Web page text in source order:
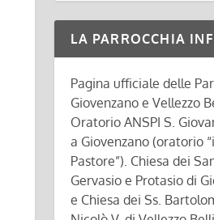
LA PARROCCHIA
Pagina ufficiale delle
Giovenzano e Vellezzo
Oratorio ANSPI S.
a Giovenzano (oratorio
Pastore”). Chiesa dei
Gervasio e Protasio di
e Chiesa dei Ss.